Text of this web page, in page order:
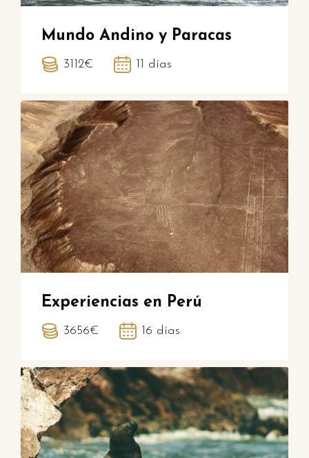
Mundo Andino y Paracas
3112€ 11 días
Experiencias en Perú
3656€ 16 días